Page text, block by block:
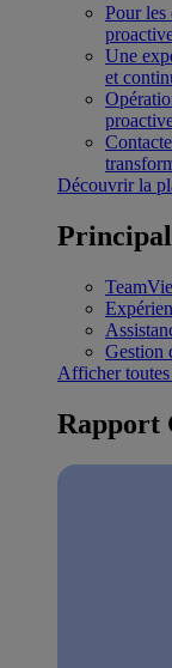
Pour les
Une
et
Découvrir la
Gestion
Afficher
Rapport